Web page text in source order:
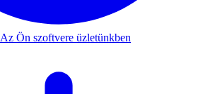
Az Ön szoftvere üzletünkben